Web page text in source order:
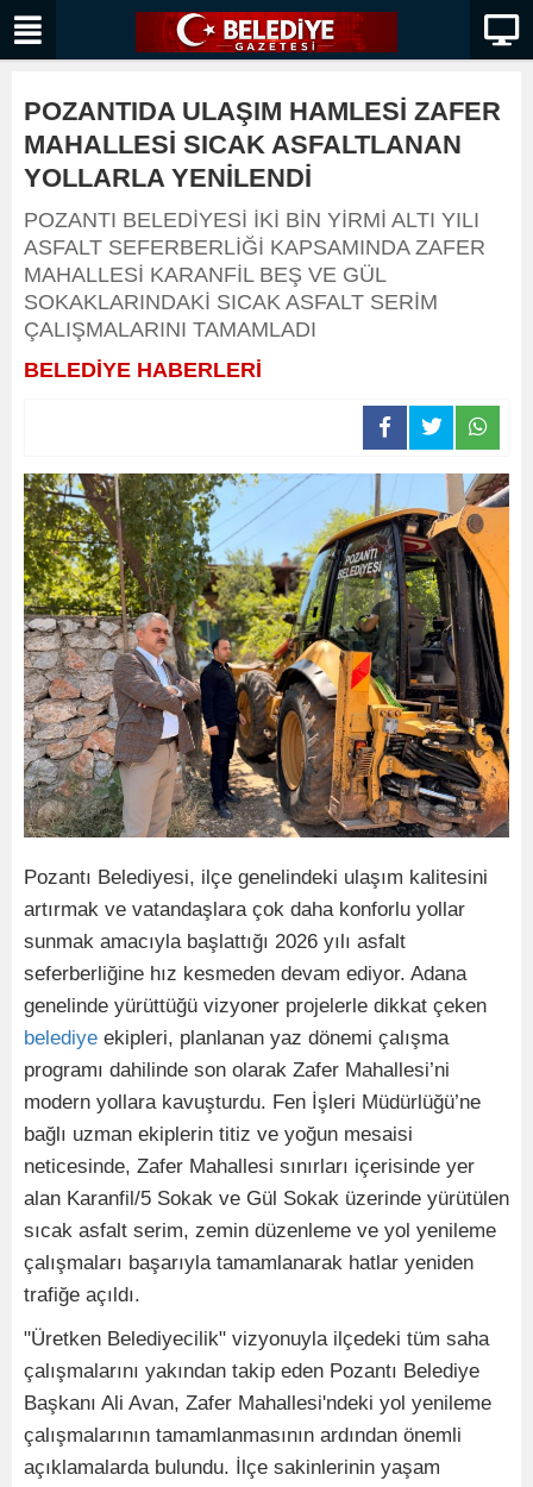
POZANTIDA ULAŞIM HAMLESİ ZAFER
MAHALLESİ SICAK ASFALTLANAN
YOLLARLA YENİLENDİ
POZANTI BELEDİYESİ İKİ BİN YİRMİ ALTI YILI
ASFALT SEFERBERLİĞİ KAPSAMINDA ZAFER
MAHALLESİ KARANFİL BEŞ VE GÜL
SOKAKLARINDAKİ SICAK ASFALT SERİM
ÇALIŞMALARINI TAMAMLADI
BELEDİYE HABERLERİ
Pozantı Belediyesi, ilçe genelindeki ulaşım kalitesini
artırmak ve vatandaşlara çok daha konforlu yollar
sunmak amacıyla başlattığı 2026 yılı asfalt
seferberliğine hız kesmeden devam ediyor. Adana
genelinde yürüttüğü vizyoner projelerle dikkat çeken
belediye ekipleri, planlanan yaz dönemi çalışma
programı dahilinde son olarak Zafer Mahallesi’ni
modern yollara kavuşturdu. Fen İşleri Müdürlüğü’ne
bağlı uzman ekiplerin titiz ve yoğun mesaisi
neticesinde, Zafer Mahallesi sınırları içerisinde yer
alan Karanfil/5 Sokak ve Gül Sokak üzerinde yürütülen
sıcak asfalt serim, zemin düzenleme ve yol yenileme
çalışmaları başarıyla tamamlanarak hatlar yeniden
trafiğe açıldı.
"Üretken Belediyecilik" vizyonuyla ilçedeki tüm saha
çalışmalarını yakından takip eden Pozantı Belediye
Başkanı Ali Avan, Zafer Mahallesi'ndeki yol yenileme
çalışmalarının tamamlanmasının ardından önemli
açıklamalarda bulundu. İlçe sakinlerinin yaşam